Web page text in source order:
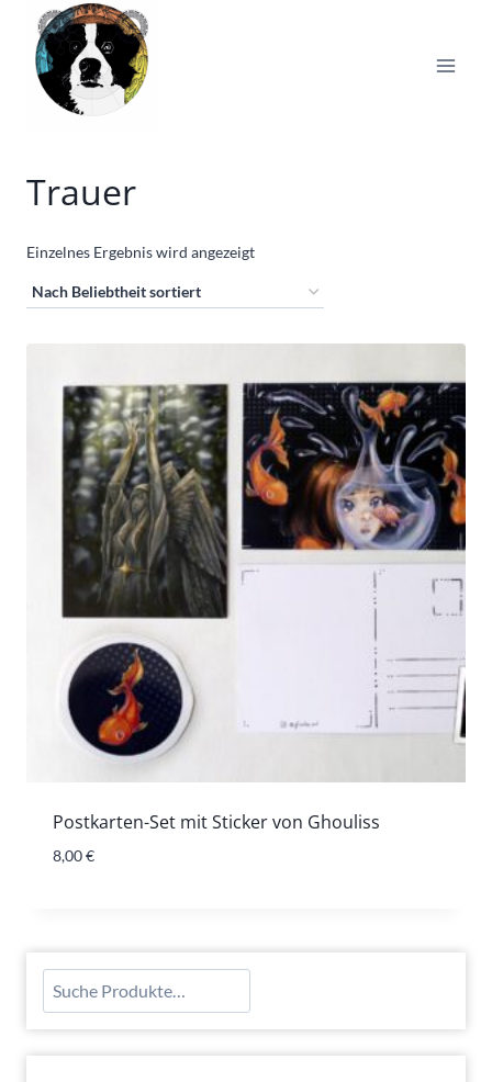
Inhalt
springen
Trauer
Einzelnes Ergebnis wird angezeigt
Postkarten-Set mit Sticker von Ghouliss
8,00€
Suchen